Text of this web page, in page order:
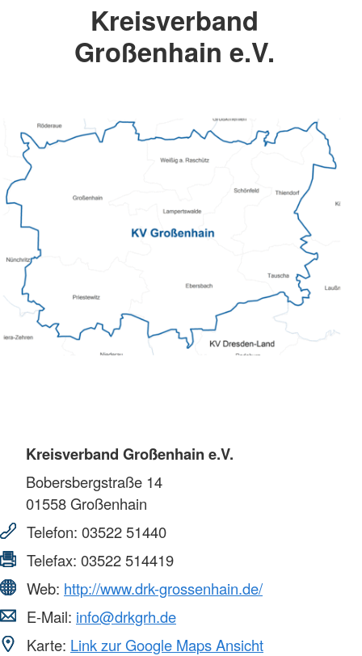
Kreisverband
Großenhain e.V.
Kreisverband Großenhain e.V.
Bobersbergstraße 14
01558Großenhain
Telefon: 03522 51440
Telefax: 03522 514419
Web: http://www.drk-grossenhain.de/
E-Mail: info@drkgrh.de
Karte: Link zur Google Maps Ansicht